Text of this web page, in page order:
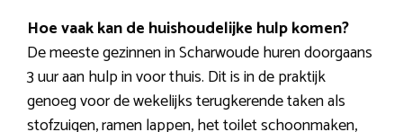
Hoe vaak kan de huishoudelijke hulp komen?
De meeste gezinnen in Scharwoude huren doorgaans
3 uur aan hulp in voor thuis. Dit is in de praktijk
genoeg voor de wekelijks terugkerende taken als
stofzuigen, ramen lappen, het toilet schoonmaken,